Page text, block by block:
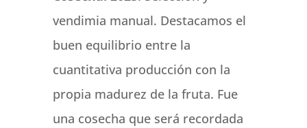
vendimia manual. Destacamos el
buen equilibrio entre la
cuantitativa producción con la
propia madurez de la fruta. Fue
una cosecha que será recordada